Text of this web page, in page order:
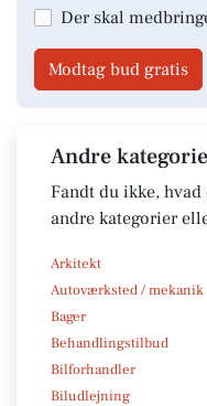
Der skal
Modtag bud gratis
Andre
Fandt du ikke,
andre kategorier
Arkitekt
Autoværksted / mekanik
Bager
Behandlingstilbud
Bilforhandler
Biludlejning